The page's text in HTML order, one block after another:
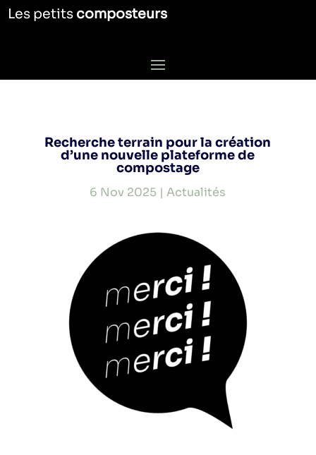
Les petits composteurs
Recherche terrain pour la création
d’une nouvelle plateforme de
compostage
6 Nov 2025 |Actualités